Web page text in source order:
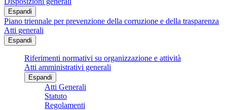
Espandi
Piano triennale per prevenzione della corruzione e della trasparenza
Atti generali
Espandi
Riferimenti normativi su organizzazione e attività
Atti amministrativi generali
Espandi
Atti Generali
Statuto
Regolamenti